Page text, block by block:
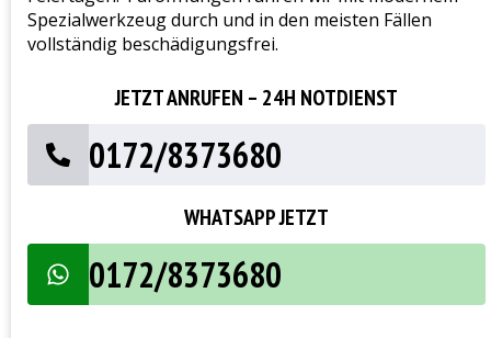
Spezialwerkzeug durch und in den meisten Fällen
vollständig beschädigungsfrei.
JETZT ANRUFEN – 24H NOTDIENST
0172/8373680
WHATSAPP JETZT
0172/8373680